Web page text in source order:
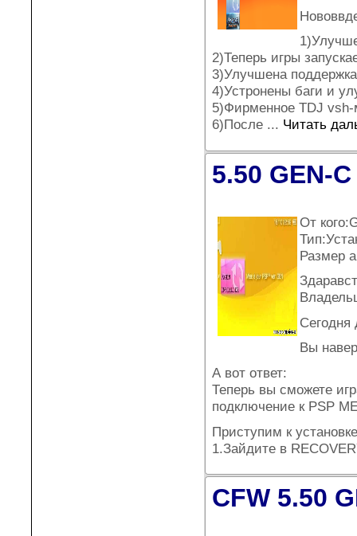
2)Теперь игры
3)Улучшена
4)Устронены баги и
5)Фирменное TDJ
6)После ... Читать
5.50 GEN-C
От
Размер
Сегодня
Вы
А вот ответ:
Теперь вы сможете
подключение к PSP
Приступим к
1.Зайдите в
CFW 5.50